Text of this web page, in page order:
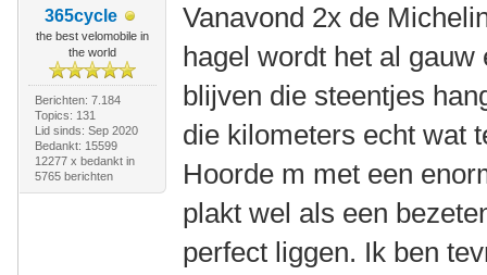
365cycle
the best velomobile in
the world
Berichten: 7.184
Topics: 131
Lid sinds: Sep 2020
Bedankt: 15599
12277 x bedankt in
5765 berichten
Vanavond 2x de
hagel wordt het al
blijven die steentjes
die kilometers echt wat
Hoorde m met een
plakt wel als een
perfect liggen. Ik ben